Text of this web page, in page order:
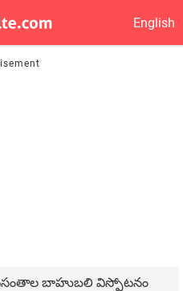
English
బాహుబలి విస్ఫోటనం